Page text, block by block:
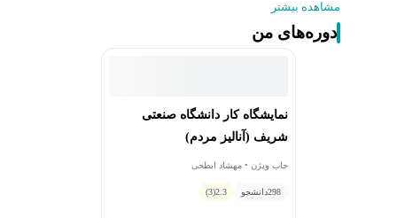
مشاهده بیشتر
دوره‌های من
نمایشگاه کار دانشگاه صنعتی
شریف (آنالیز مردم)
جاب ویژن • مهشاد ابطحی
298دانشجو 2.3
(3)